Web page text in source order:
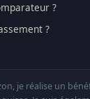
?
?
je réalise un